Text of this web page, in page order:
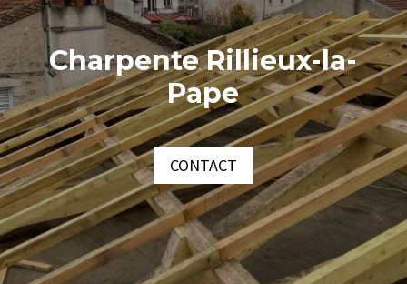
Charpente Rillieux-la-
Pape
CONTACT